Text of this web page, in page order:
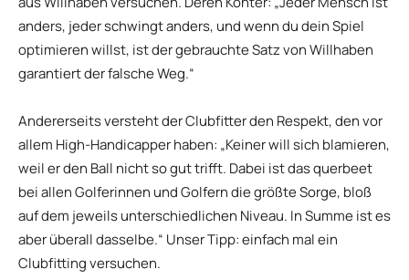
anders, jeder schwingt anders, und wenn du dein Spiel
optimieren willst, ist der gebrauchte Satz von Willhaben
garantiert der falsche Weg.“
Andererseits versteht der Clubfitter den Respekt, den vor
allem High-Handicapper haben: „Keiner will sich blamieren,
weil er den Ball nicht so gut trifft. Dabei ist das querbeet
bei allen Golferinnen und Golfern die größte Sorge, bloß
auf dem jeweils unterschiedlichen Niveau. In Summe ist es
aber überall dasselbe.“ Unser Tipp: einfach mal ein
Clubfitting versuchen.